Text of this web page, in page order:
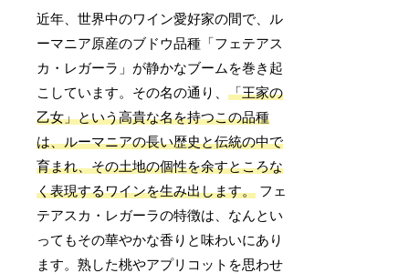
近年、世界中のワイン愛好家の間で、ル
ーマニア原産のブドウ品種「フェテアス
カ・レガーラ」が静かなブームを巻き起
こしています。その名の通り、「王家の
乙女」という高貴な名を持つこの品種
は、ルーマニアの長い歴史と伝統の中で
育まれ、その土地の個性を余すところな
く表現するワインを生み出します。 フェ
テアスカ・レガーラの特徴は、なんとい
ってもその華やかな香りと味わいにあり
ます。熟した桃やアプリコットを思わせ